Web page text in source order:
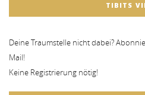
TIBITS
Deine Traumstelle nicht dabei?
Mail!
Keine Registrierung nötig!